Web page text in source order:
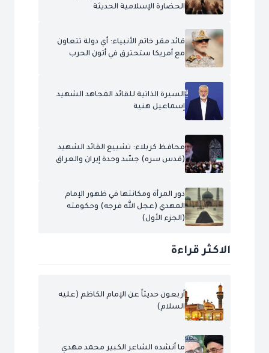
الحضارة الإسلامية الحديثة
قائد مقر خاتم الأنبياء: أي دولة تتعاون
مع أمريكا ستحترق في أتون الحرب
السيرة الذاتية للقائد المجاهد الشهيد
إسماعيل هنية
محافظ كربلاء: تشييع القائد الشهيد
(قدس سره) جسّد وحدة إيران والعراق
دور المرأة ومكانتها في ظهور الإمام
المهدي (عجل الله فرجه) وحكومته
(الجزء الأول)
الاكثر قراءة
أربعون حديثاً عن الإمام الكاظم (عليه
السلام)
ما أنشده الشاعر الكبير محمد مهدي